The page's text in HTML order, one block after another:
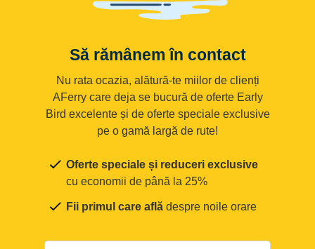
Să rămânem în contact
Nu rata ocazia, alătură-te miilor de clienți
AFerry care deja se bucură de oferte Early
Bird excelente și de oferte speciale exclusive
pe o gamă largă de rute!
Oferte speciale și reduceri exclusive
cu economii de până la 25%
Fii primul care află despre noile orare